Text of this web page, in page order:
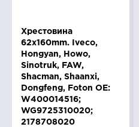
Хрестовина
62x160mm. Iveco,
Hongyan, Howo,
Sinotruk, FAW,
Shacman, Shaanxi,
Dongfeng, Foton OE:
W400014516;
WG9725310020;
2178708020